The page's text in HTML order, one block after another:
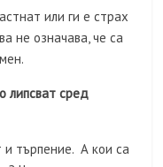
или ги е страх
не означава, че са
липсват сред
и търпение. А кои са